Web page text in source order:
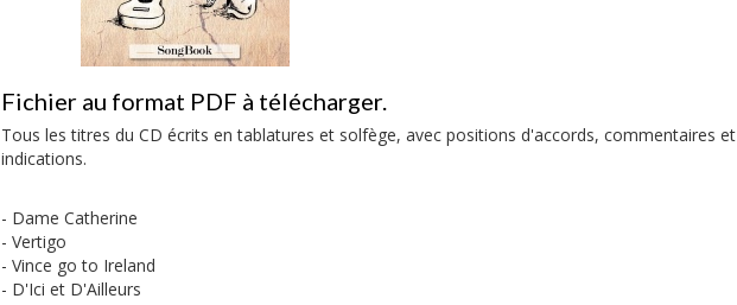
Fichier au format PDF à télécharger.
Tous les titres du CD écrits en tablatures et solfège, avec positions d'accords, commentaires et
indications.
- Dame Catherine
- Vertigo
- Vince go to Ireland
- D'Ici et D'Ailleurs